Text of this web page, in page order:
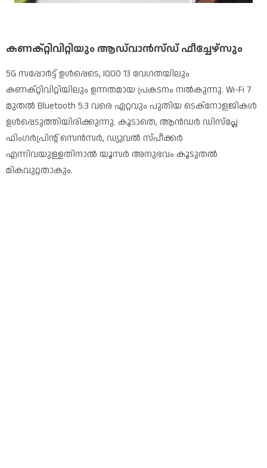
കണക്റ്റിവിറ്റിയും ആഡ്‌വാൻസ്ഡ് ഫീച്ചേഴ്സും
5G സപ്പോർട്ട് ഉൾപ്പെടെ, IQOO 13 വേഗതയിലും
കണക്റ്റിവിറ്റിയിലും ഉന്നതമായ പ്രകടനം നൽകുന്നു. Wi-Fi 7
മുതൽ Bluetooth 5.3 വരെ ഏറ്റവും പുതിയ ടെക്നോളജികൾ
ഉൾപ്പെടുത്തിയിരിക്കുന്നു. കൂടാതെ, ആൻഡർ ഡിസ്പ്ലേ
ഫിംഗർപ്രിന്റ് സെൻസർ, ഡ്യുവൽ സ്‌പീക്കർ
എന്നിവയുള്ളതിനാൽ യൂസർ അനുഭവം കൂടുതൽ
മികവുറ്റതാകും.